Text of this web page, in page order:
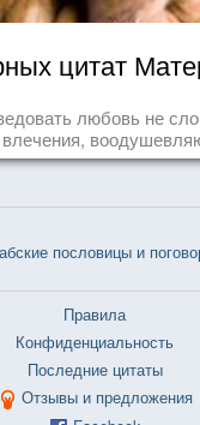
цитат
любовь не
пословицы и
Правила
Конфиденциальность
Последние цитаты
Отзывы и предложения